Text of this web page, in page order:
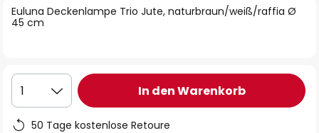
springen
Euluna Deckenlampe Trio Jute, naturbraun/weiß/raffia Ø
45 cm
1 In den Warenkorb
50 Tage kostenlose Retoure